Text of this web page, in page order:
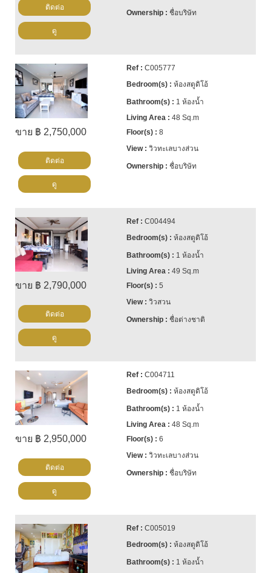
ชื่อบริษัท
ติดต่อ
ดู
ขาย ฿ 2,750,000
C005777
ห้องสตูดิโอ้
1 ห้องน้ำ
48 Sq.m
8
วิวทะเลบางส่วน
ชื่อบริษัท
ติดต่อ
ดู
ขาย ฿ 2,790,000
C004494
ห้องสตูดิโอ้
1 ห้องน้ำ
49 Sq.m
5
วิวสวน
ชื่อต่างชาติ
ติดต่อ
ดู
ขาย ฿ 2,950,000
C004711
ห้องสตูดิโอ้
1 ห้องน้ำ
48 Sq.m
6
วิวทะเลบางส่วน
ชื่อบริษัท
ติดต่อ
ดู
C005019
ห้องสตูดิโอ้
1 ห้องน้ำ